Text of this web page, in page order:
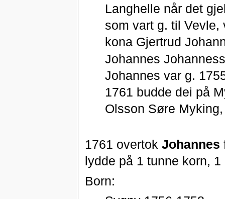
Langhelle når det
som vart g. til Vevle,
kona Gjertrud
Johannes
Johannes var g.
1761 budde dei på
Olsson Søre
1761 overtok Johannes
lydde på 1 tunne korn,
Born: